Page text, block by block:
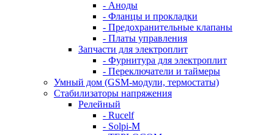
- Аноды
- Фланцы и прокладки
- Предохранительные клапаны
- Платы управления
Запчасти для электроплит
- Фурнитура для электроплит
- Переключатели и таймеры
Умный дом (GSM-модули, термостаты)
Cтабилизаторы напряжения
Релейный
- Rucelf
- Solpi-M